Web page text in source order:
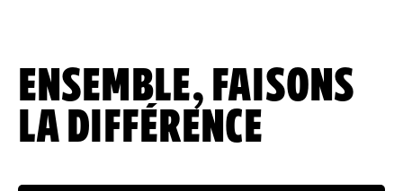
ENSEMBLE, FAISONS
LA DIFFÉRENCE